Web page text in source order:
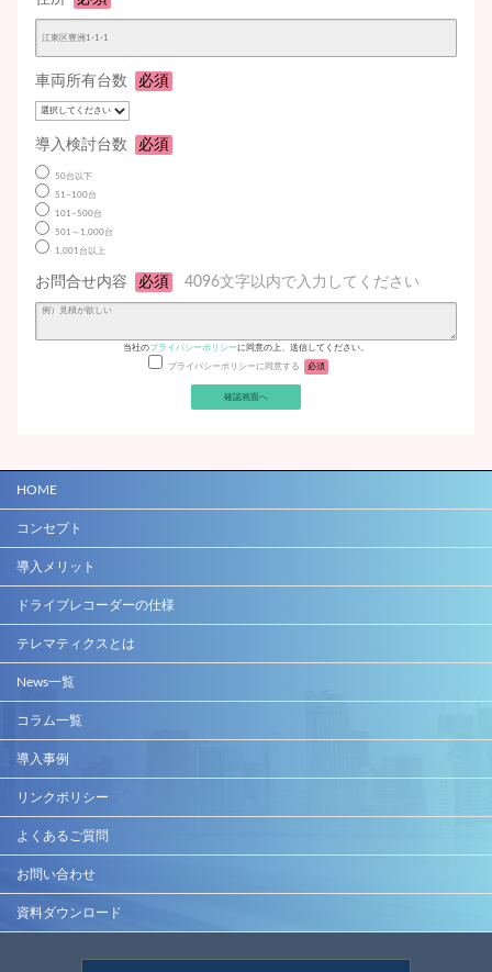
車両所有台数 必須
導入検討台数 必須
50台以下
51~100台
101~500台
501～1,000台
1,001台以上
お問合せ内容 必須 4096文字以内で入力してください
当社のプライバシーポリシーに同意の上、送信してください。
プライバシーポリシーに同意する 必須
HOME
コンセプト
導入メリット
ドライブレコーダーの仕様
テレマティクスとは
News一覧
コラム一覧
導入事例
リンクポリシー
よくあるご質問
お問い合わせ
資料ダウンロード